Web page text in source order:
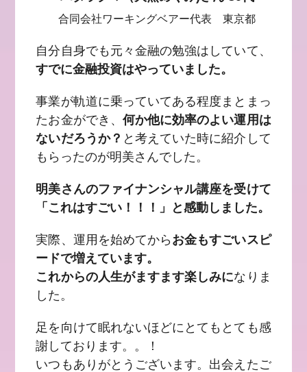
合同会社ワーキングベアー代表 東京都
自分自身でも元々金融の勉強はしていて、
すでに金融投資はやっていました。
事業が軌道に乗っていてある程度まとまっ
たお金ができ、 何か他に効率のよい運用は
ないだろうか？ と考えていた時に紹介して
もらったのが明美さんでした。
明美さんのファイナンシャル講座を受けて
「これはすごい！！！」と感動しました。
実際、運用を始めてから お金もすごいスピ
ードで増えています。
これからの人生がますます楽しみになりま
した。
足を向けて眠れないほどにとてもとても感
謝しております。。！
いつもありがとうございます。出会えたご